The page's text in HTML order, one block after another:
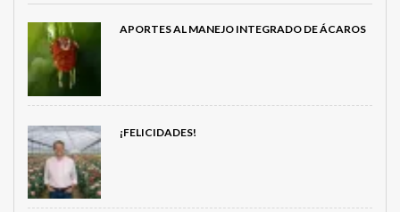
APORTES AL MANEJO INTEGRADO DE ÁCAROS
¡FELICIDADES!